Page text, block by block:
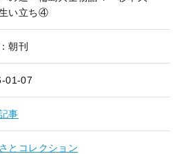
い立ち④
朝刊
01-07
事
とコレクション